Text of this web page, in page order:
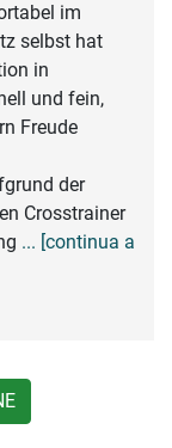
im
selbst hat
in
und fein,
Freude
der
Crosstrainer
... [continua a